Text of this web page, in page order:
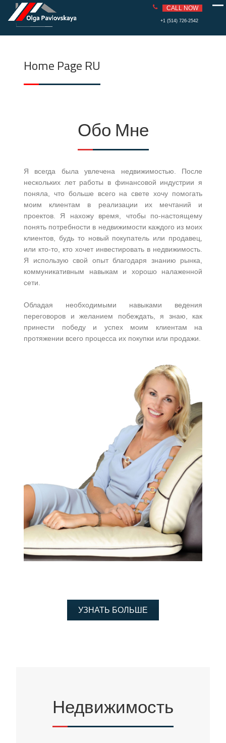
Skip
PAVLOVS
KAYA
REAL ESTATE CALL NOW
+1 (514) 726-2542
Home Page RU
Обо Мне
Я всегда была увлечена недвижимостью. После
нескольких лет работы в финансовой индустрии я
поняла, что больше всего на свете хочу помогать
моим клиентам в реализации их мечтаний и
проектов. Я нахожу время, чтобы по-настоящему
понять потребности в недвижимости каждого из моих
клиентов, будь то новый покупатель или продавец,
или кто-то, кто хочет инвестировать в недвижимость.
Я использую свой опыт благодаря знанию рынка,
коммуникативным навыкам и хорошо налаженной
сети.
Обладая необходимыми навыками ведения
переговоров и желанием побеждать, я знаю, как
принести победу и успех моим клиентам на
протяжении всего процесса их покупки или продажи.
УЗНАТЬ БОЛЬШЕ
Недвижимость